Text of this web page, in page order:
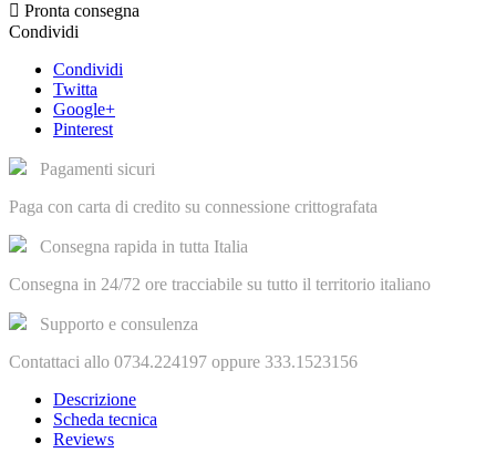
 Pronta consegna
Condividi
Condividi
Twitta
Google+
Pinterest
Pagamenti sicuri
Paga con carta di credito su connessione crittografata
Consegna rapida in tutta Italia
Consegna in 24/72 ore tracciabile su tutto il territorio italiano
Supporto e consulenza
Contattaci allo 0734.224197 oppure 333.1523156
Descrizione
Scheda tecnica
Reviews